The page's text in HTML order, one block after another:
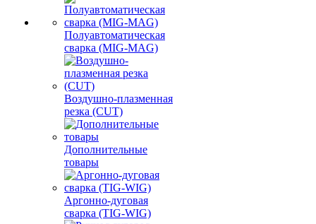
Полуавтоматическая
сварка (MIG-MAG)
Воздушно-плазменная
резка (CUT)
Дополнительные
товары
Аргонно-дуговая
сварка (TIG-WIG)